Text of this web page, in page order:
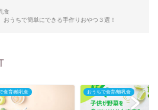
食
おうちで簡単にできる手作りおやつ３選！
食育/離乳食 おうちで食育/離乳食